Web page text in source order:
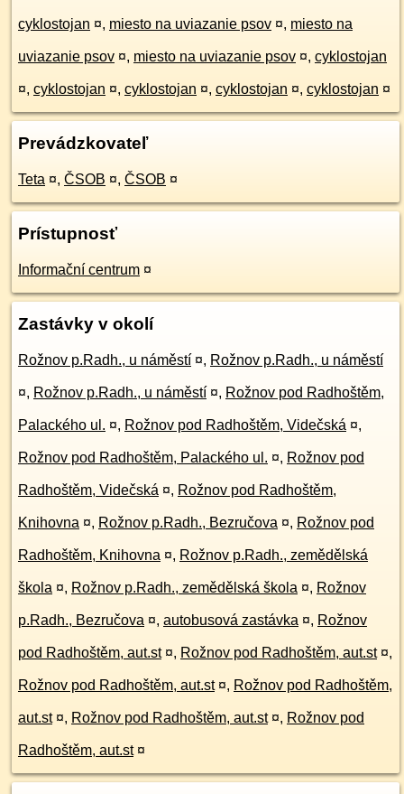
cyklostojan ¤, miesto na uviazanie psov ¤, miesto na
uviazanie psov ¤, miesto na uviazanie psov ¤, cyklostojan
¤, cyklostojan ¤, cyklostojan ¤, cyklostojan ¤, cyklostojan ¤
Prevádzkovateľ
Teta ¤, ČSOB ¤, ČSOB ¤
Prístupnosť
Informační centrum ¤
Zastávky v okolí
Rožnov p.Radh., u náměstí ¤, Rožnov p.Radh., u náměstí
¤, Rožnov p.Radh., u náměstí ¤, Rožnov pod Radhoštěm,
Palackého ul. ¤, Rožnov pod Radhoštěm, Videčská ¤,
Rožnov pod Radhoštěm, Palackého ul. ¤, Rožnov pod
Radhoštěm, Videčská ¤, Rožnov pod Radhoštěm,
Knihovna ¤, Rožnov p.Radh., Bezručova ¤, Rožnov pod
Radhoštěm, Knihovna ¤, Rožnov p.Radh., zemědělská
škola ¤, Rožnov p.Radh., zemědělská škola ¤, Rožnov
p.Radh., Bezručova ¤, autobusová zastávka ¤, Rožnov
pod Radhoštěm, aut.st ¤, Rožnov pod Radhoštěm, aut.st ¤,
Rožnov pod Radhoštěm, aut.st ¤, Rožnov pod Radhoštěm,
aut.st ¤, Rožnov pod Radhoštěm, aut.st ¤, Rožnov pod
Radhoštěm, aut.st ¤